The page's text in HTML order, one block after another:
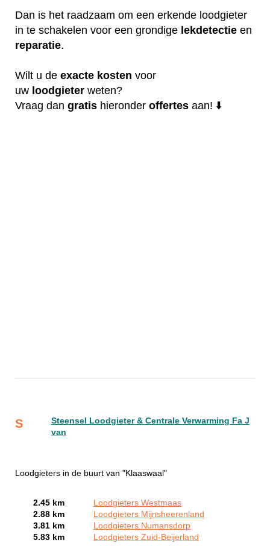
Dan is het raadzaam om een erkende loodgieter
in te schakelen voor een grondige lekdetectie en
reparatie.
Wilt u de exacte kosten voor
uw loodgieter weten?
Vraag dan gratis hieronder offertes aan! ⬇️
S
Steensel Loodgieter & Centrale Verwarming Fa J
van
Loodgieters in de buurt van "Klaaswaal"
2.45 km
Loodgieters Westmaas
2.88 km
Loodgieters Mijnsheerenland
3.81 km
Loodgieters Numansdorp
5.83 km
Loodgieters Zuid-Beijerland